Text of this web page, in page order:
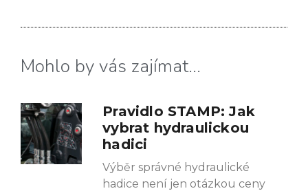
Mohlo by vás zajímat...
Pravidlo STAMP: Jak
vybrat hydraulickou
hadici
Výběr správné hydraulické
hadice není jen otázkou ceny